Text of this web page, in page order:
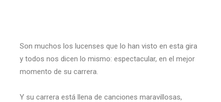
Son muchos los lucenses que lo han visto en esta gira
y todos nos dicen lo mismo: espectacular, en el mejor
momento de su carrera.
Y su carrera está llena de canciones maravillosas,